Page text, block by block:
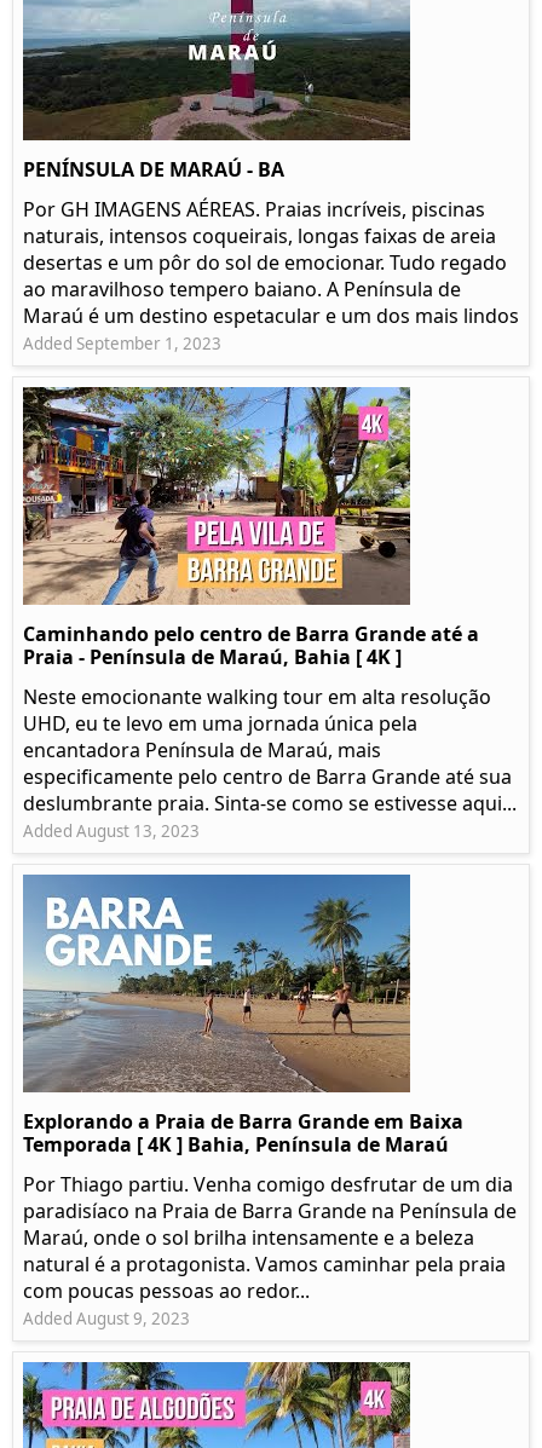
PENÍNSULA DE MARAÚ - BA
Por GH IMAGENS AÉREAS. Praias incríveis, piscinas
naturais, intensos coqueirais, longas faixas de areia
desertas e um pôr do sol de emocionar. Tudo regado
ao maravilhoso tempero baiano. A Península de
Maraú é um destino espetacular e um dos mais lindos
Added September 1, 2023
Caminhando pelo centro de Barra Grande até a
Praia - Península de Maraú, Bahia [ 4K ]
Neste emocionante walking tour em alta resolução
UHD, eu te levo em uma jornada única pela
encantadora Península de Maraú, mais
especificamente pelo centro de Barra Grande até sua
deslumbrante praia. Sinta-se como se estivesse aqui...
Added August 13, 2023
Explorando a Praia de Barra Grande em Baixa
Temporada [ 4K ] Bahia, Península de Maraú
Por Thiago partiu. Venha comigo desfrutar de um dia
paradisíaco na Praia de Barra Grande na Península de
Maraú, onde o sol brilha intensamente e a beleza
natural é a protagonista. Vamos caminhar pela praia
com poucas pessoas ao redor...
Added August 9, 2023